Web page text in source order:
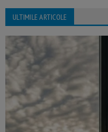
ULTIMILE ARTICOLE